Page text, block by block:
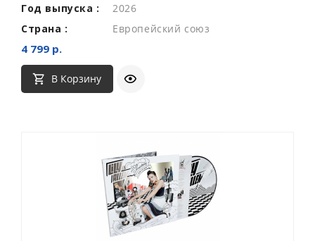
Год выпуска :
2026
Страна :
Европейский союз
4 799 р.
В Корзину